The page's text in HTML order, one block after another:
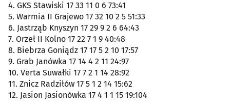
4. GKS Stawiski 17 33 11 0 6 73:41
5. Warmia II Grajewo 17 32 10 2 5 51:33
6. Jastrząb Knyszyn 17 29 9 2 6 64:43
7. Orzeł II Kolno 17 22 7 1 9 40:48
8. Biebrza Goniądz 17 17 5 2 10 17:57
9. Grab Janówka 17 14 4 2 11 24:97
10. Verta Suwałki 17 7 2 1 14 28:92
11. Znicz Radziłów 17 5 1 2 14 15:62
12. Jasion Jasionówka 17 4 1 1 15 19:104